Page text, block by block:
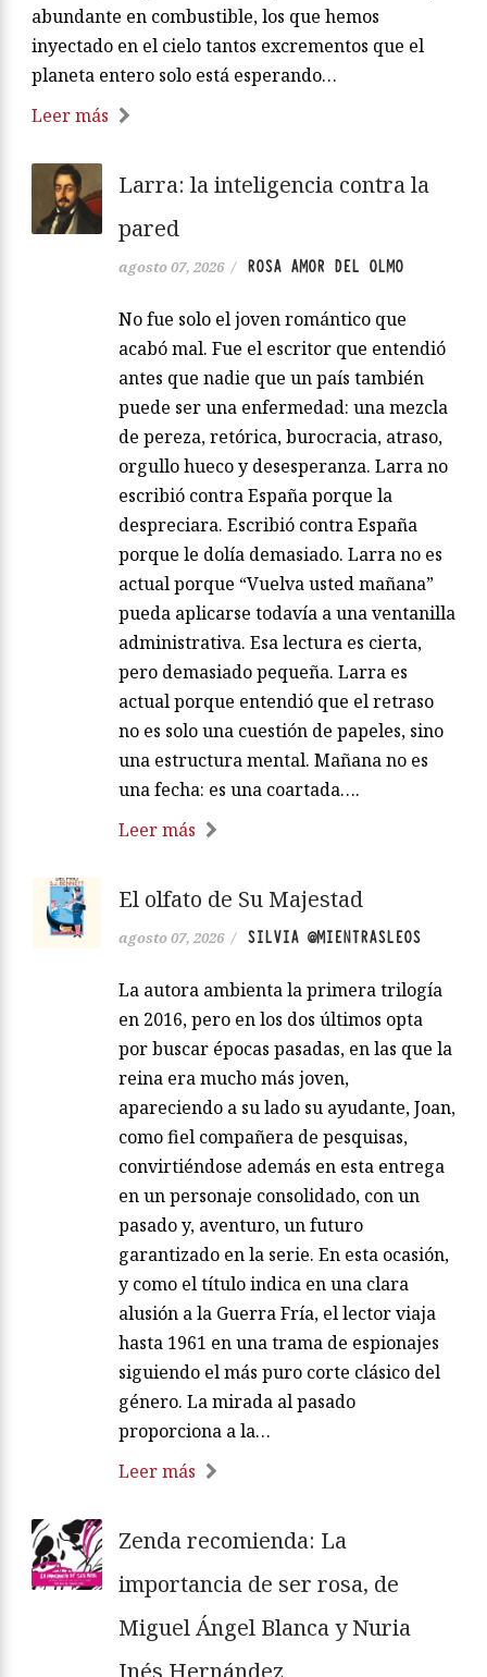
abundante en combustible, los que hemos
inyectado en el cielo tantos excrementos que el
planeta entero solo está esperando…
Leer más
Larra: la inteligencia contra la
pared
agosto 07, 2026 / ROSA AMOR DEL OLMO
No fue solo el joven romántico que
acabó mal. Fue el escritor que entendió
antes que nadie que un país también
puede ser una enfermedad: una mezcla
de pereza, retórica, burocracia, atraso,
orgullo hueco y desesperanza. Larra no
escribió contra España porque la
despreciara. Escribió contra España
porque le dolía demasiado. Larra no es
actual porque “Vuelva usted mañana”
pueda aplicarse todavía a una ventanilla
administrativa. Esa lectura es cierta,
pero demasiado pequeña. Larra es
actual porque entendió que el retraso
no es solo una cuestión de papeles, sino
una estructura mental. Mañana no es
una fecha: es una coartada….
Leer más
El olfato de Su Majestad
agosto 07, 2026 / SILVIA @MIENTRASLEOS
La autora ambienta la primera trilogía
en 2016, pero en los dos últimos opta
por buscar épocas pasadas, en las que la
reina era mucho más joven,
apareciendo a su lado su ayudante, Joan,
como fiel compañera de pesquisas,
convirtiéndose además en esta entrega
en un personaje consolidado, con un
pasado y, aventuro, un futuro
garantizado en la serie. En esta ocasión,
y como el título indica en una clara
alusión a la Guerra Fría, el lector viaja
hasta 1961 en una trama de espionajes
siguiendo el más puro corte clásico del
género. La mirada al pasado
proporciona a la…
Leer más
Zenda recomienda: La
importancia de ser rosa, de
Miguel Ángel Blanca y Nuria
Inés Hernández